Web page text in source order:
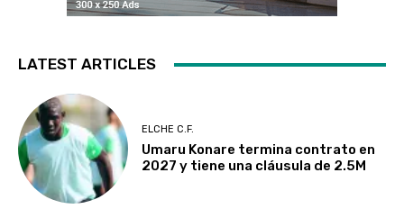
LATEST ARTICLES
ELCHE C.F.
Umaru Konare termina contrato en
2027 y tiene una cláusula de 2.5M